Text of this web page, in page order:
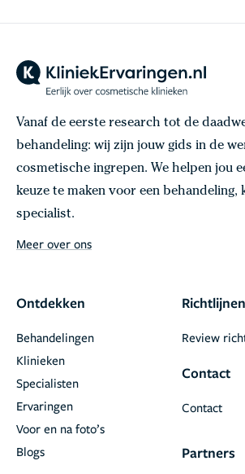
Vanaf de eerste research tot de
behandeling: wij zijn jouw gids in de
cosmetische ingrepen. We helpen jou
keuze te maken voor een behandeling,
specialist.
Meer over ons
Ontdekken
Behandelingen
Klinieken
Specialisten
Ervaringen
Voor en na foto’s
Blogs
Richtlijnen
Review
Contact
Contact
Partners